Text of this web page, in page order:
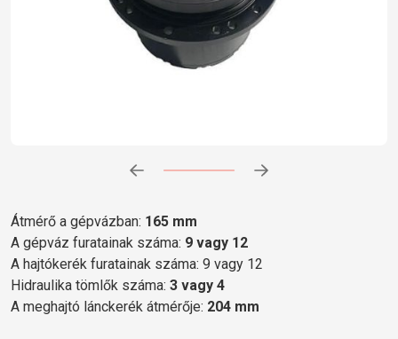
Átmérő a gépvázban: 165 mm
A gépváz furatainak száma: 9 vagy 12
A hajtókerék furatainak száma: 9 vagy 12
Hidraulika tömlők száma: 3 vagy 4
A meghajtó lánckerék átmérője: 204 mm